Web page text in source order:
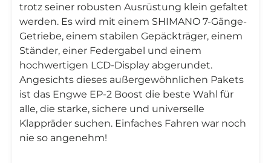
trotz seiner robusten Ausrüstung klein gefaltet
werden. Es wird mit einem SHIMANO 7-Gänge-
Getriebe, einem stabilen Gepäckträger, einem
Ständer, einer Federgabel und einem
hochwertigen LCD-Display abgerundet.
Angesichts dieses außergewöhnlichen Pakets
ist das Engwe EP-2 Boost die beste Wahl für
alle, die starke, sichere und universelle
Klappräder suchen. Einfaches Fahren war noch
nie so angenehm!